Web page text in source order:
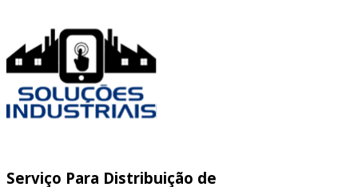
Serviço Para Distribuição de